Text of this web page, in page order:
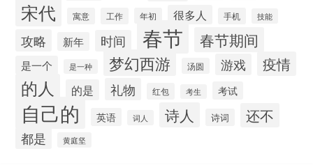
宋代 寓意 工作 年初 很多人 手机 技能
攻略 新年 时间 春节 春节期间
是一个 是一种 梦幻西游 汤圆 游戏 疫情
的人 的是 礼物 红包 考生 考试
自己的 英语 词人 诗人 诗词 还不
都是 黄庭坚